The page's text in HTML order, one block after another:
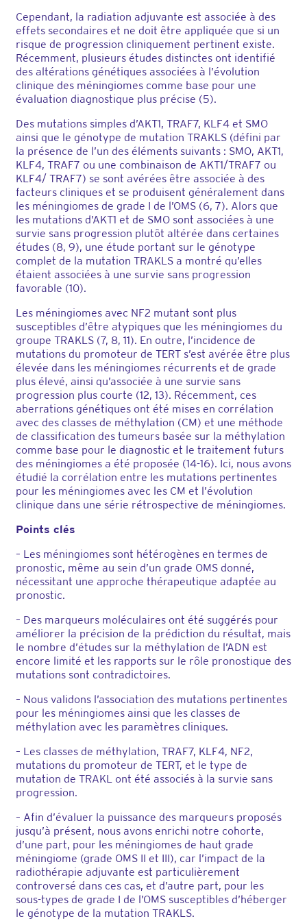
Cependant, la radiation adjuvante est associée à des
effets secondaires et ne doit être appliquée que si un
risque de progression cliniquement pertinent existe.
Récemment, plusieurs études distinctes ont identifié
des altérations génétiques associées à l’évolution
clinique des méningiomes comme base pour une
évaluation diagnostique plus précise (5).
Des mutations simples d’AKT1, TRAF7, KLF4 et SMO
ainsi que le génotype de mutation TRAKLS (défini par
la présence de l’un des éléments suivants : SMO, AKT1,
KLF4, TRAF7 ou une combinaison de AKT1/TRAF7 ou
KLF4/ TRAF7) se sont avérées être associée à des
facteurs cliniques et se produisent généralement dans
les méningiomes de grade I de l’OMS (6, 7). Alors que
les mutations d’AKT1 et de SMO sont associées à une
survie sans progression plutôt altérée dans certaines
études (8, 9), une étude portant sur le génotype
complet de la mutation TRAKLS a montré qu’elles
étaient associées à une survie sans progression
favorable (10).
Les méningiomes avec NF2 mutant sont plus
susceptibles d’être atypiques que les méningiomes du
groupe TRAKLS (7, 8, 11). En outre, l’incidence de
mutations du promoteur de TERT s’est avérée être plus
élevée dans les méningiomes récurrents et de grade
plus élevé, ainsi qu’associée à une survie sans
progression plus courte (12, 13). Récemment, ces
aberrations génétiques ont été mises en corrélation
avec des classes de méthylation (CM) et une méthode
de classification des tumeurs basée sur la méthylation
comme base pour le diagnostic et le traitement futurs
des méningiomes a été proposée (14-16). Ici, nous avons
étudié la corrélation entre les mutations pertinentes
pour les méningiomes avec les CM et l’évolution
clinique dans une série rétrospective de méningiomes.
Points clés
– Les méningiomes sont hétérogènes en termes de
pronostic, même au sein d’un grade OMS donné,
nécessitant une approche thérapeutique adaptée au
pronostic.
– Des marqueurs moléculaires ont été suggérés pour
améliorer la précision de la prédiction du résultat, mais
le nombre d’études sur la méthylation de l’ADN est
encore limité et les rapports sur le rôle pronostique des
mutations sont contradictoires.
– Nous validons l’association des mutations pertinentes
pour les méningiomes ainsi que les classes de
méthylation avec les paramètres cliniques.
– Les classes de méthylation, TRAF7, KLF4, NF2,
mutations du promoteur de TERT, et le type de
mutation de TRAKL ont été associés à la survie sans
progression.
– Afin d’évaluer la puissance des marqueurs proposés
jusqu’à présent, nous avons enrichi notre cohorte,
d’une part, pour les méningiomes de haut grade
méningiome (grade OMS II et III), car l’impact de la
radiothérapie adjuvante est particulièrement
controversé dans ces cas, et d’autre part, pour les
sous-types de grade I de l’OMS susceptibles d’héberger
le génotype de la mutation TRAKLS.